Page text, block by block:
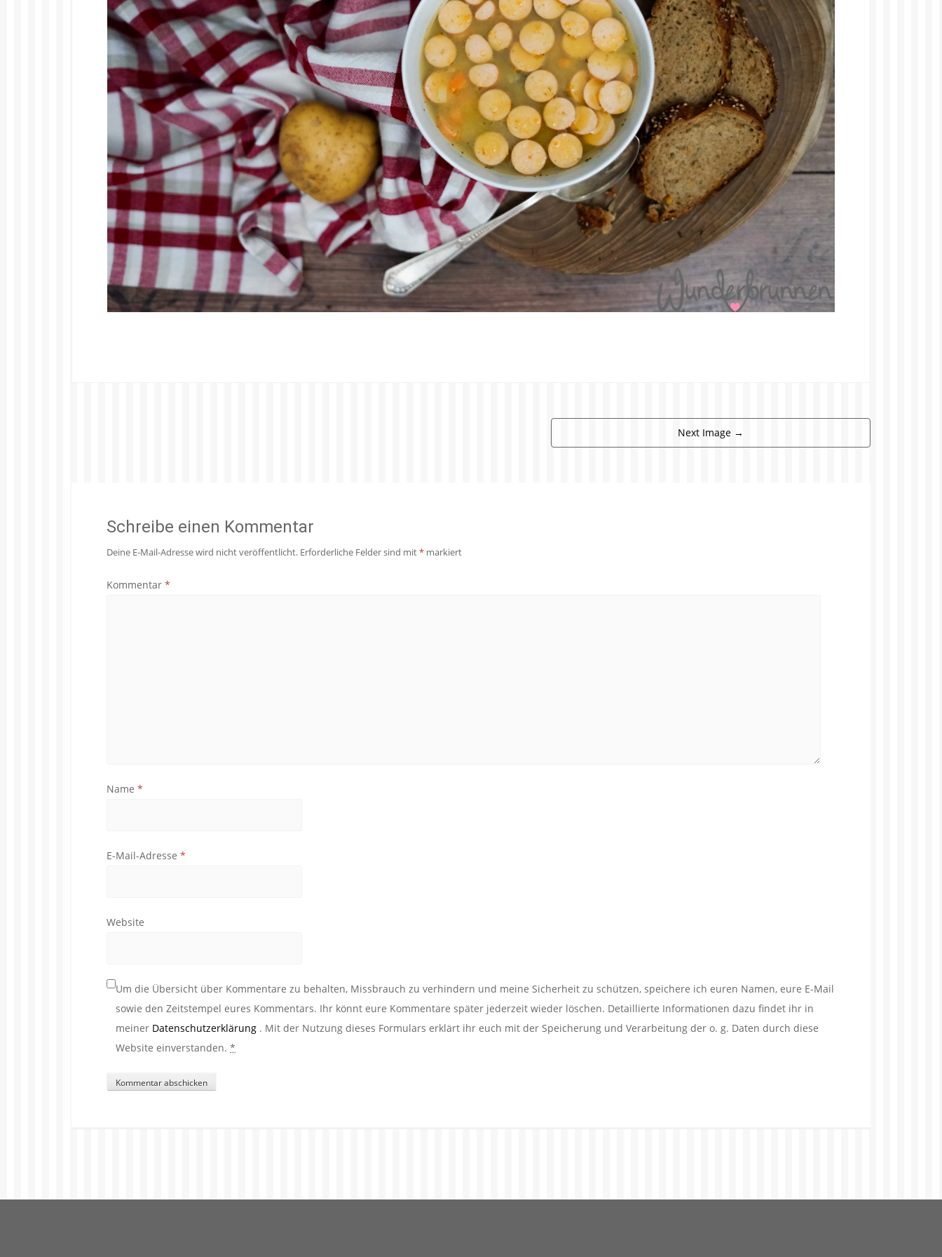
Next Image →
Schreibe einen Kommentar
Deine E-Mail-Adresse wird nicht veröffentlicht. Erforderliche Felder sind mit* markiert
Kommentar *
Name *
E-Mail-Adresse *
Website
Um die Übersicht über Kommentare zu behalten, Missbrauch zu verhindern und meine Sicherheit zu schützen, speichere ich euren Namen, eure E-Mail
sowie den Zeitstempel eures Kommentars. Ihr könnt eure Kommentare später jederzeit wieder löschen. Detaillierte Informationen dazu findet ihr in
meiner Datenschutzerklärung . Mit der Nutzung dieses Formulars erklärt ihr euch mit der Speicherung und Verarbeitung der o. g. Daten durch diese
Website einverstanden. *